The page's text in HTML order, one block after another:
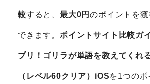
較すると、最大0円のポイントを
できます。 ポイントサイト比較ガ
プリ！ゴリラが単語を教えてくれ
（レベル60クリア）iOSを1つの